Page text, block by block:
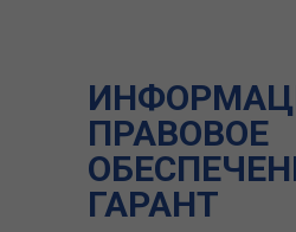
ПРАВОВОЕ
ГАРАНТ